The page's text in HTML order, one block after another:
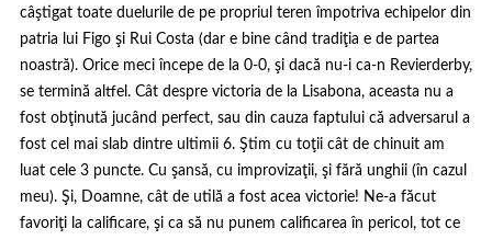
câştigat toate duelurile de pe propriul teren împotriva echipelor din
patria lui Figo şi Rui Costa (dar e bine când tradiţia e de partea
noastră). Orice meci începe de la 0-0, şi dacă nu-i ca-n Revierderby,
se termină altfel. Cât despre victoria de la Lisabona, aceasta nu a
fost obţinută jucând perfect, sau din cauza faptului că adversarul a
fost cel mai slab dintre ultimii 6. Ştim cu toţii cât de chinuit am
luat cele 3 puncte. Cu şansă, cu improvizaţii, şi fără unghii (în cazul
meu). Şi, Doamne, cât de utilă a fost acea victorie! Ne-a făcut
favoriţi la calificare, şi ca să nu punem calificarea în pericol, tot ce